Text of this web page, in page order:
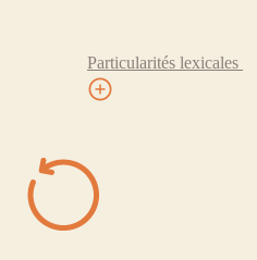
Particularités lexicales